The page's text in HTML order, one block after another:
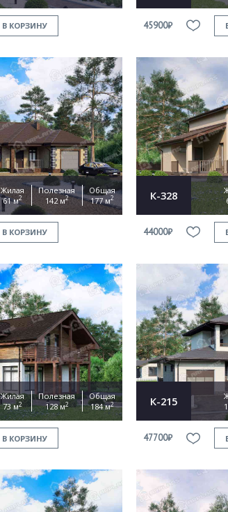
В КОРЗИНУ 45900₽
Жилая
61 м2
Полезная
142 м2
Общая
177 м2
В КОРЗИНУ
К-328
44000₽
Жилая
73 м2
Полезная
128 м2
Общая
184 м2
В КОРЗИНУ
К-215
47700₽